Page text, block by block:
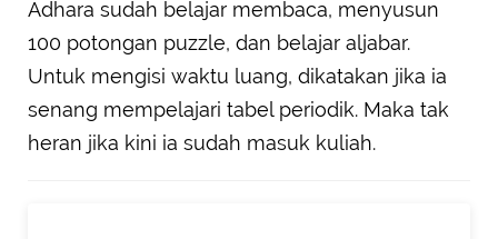
Adhara sudah belajar membaca, menyusun
100 potongan puzzle, dan belajar aljabar.
Untuk mengisi waktu luang, dikatakan jika ia
senang mempelajari tabel periodik. Maka tak
heran jika kini ia sudah masuk kuliah.